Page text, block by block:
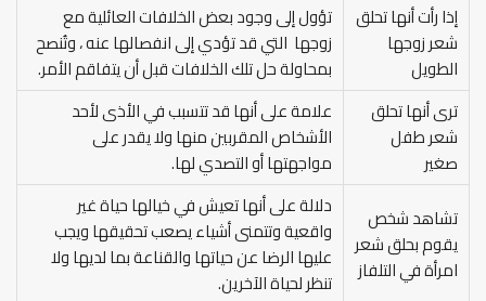
إذا رأت أنها تحلق
شعر زوجها
الطويل
تؤول إلى وجود بعض الخلافات العائلية مع
زوجها التي قد تؤدي إلى انفصالها عنه ، وتُنصح
بمحاولة حل تلك الخلافات قبل أن يتفاقم الأمر.
ترى أنها تحلق
شعر طفل
صغير
علامة على أنها قد تتسبب في الأذى لأحد
الأشخاص المقربين منها ولا يقدر على
مواجهتها أو التصدي لها.
تشاهد شخص
يقوم بحلق شعر
امرأة في التلفاز
دلالة على أنها تعيش في خيالها حياة غير
واقعية وتتمنى أشياء يصعب تحقيقها ويجب
عليها الرضا عن حياتها والقناعة بما لديها ولا
تنظر لحياة الآخرين.